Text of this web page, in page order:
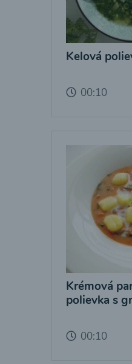
Kelová
00:10
Krémová
polievka s
00:10